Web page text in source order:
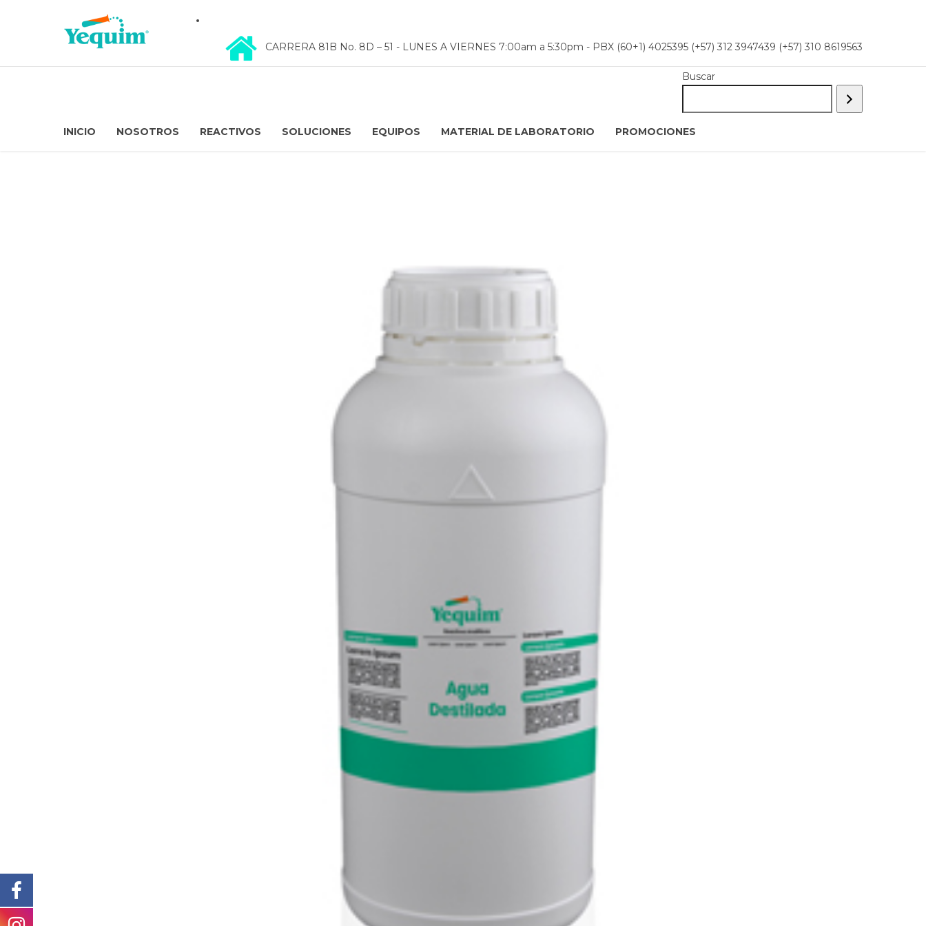
CARRERA 81B No. 8D – 51 - LUNES A VIERNES 7:00am a 5:30pm - PBX (60+1) 4025395 (+57) 312 3947439 (+57) 310 8619563
Buscar
INICIO NOSOTROS REACTIVOS SOLUCIONES EQUIPOS MATERIAL DE LABORATORIO PROMOCIONES